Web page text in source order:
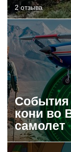
2 отзыва
События
кони во
самолет